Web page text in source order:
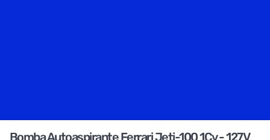
Bomba Autoaspirante Ferrari Jeti-100 1Cv - 127V